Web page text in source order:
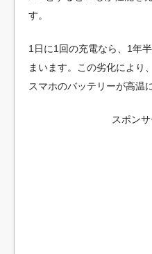
す。
1日に1回の充電なら、1年
まいます。この劣化により
スマホのバッテリーが高温
スポン